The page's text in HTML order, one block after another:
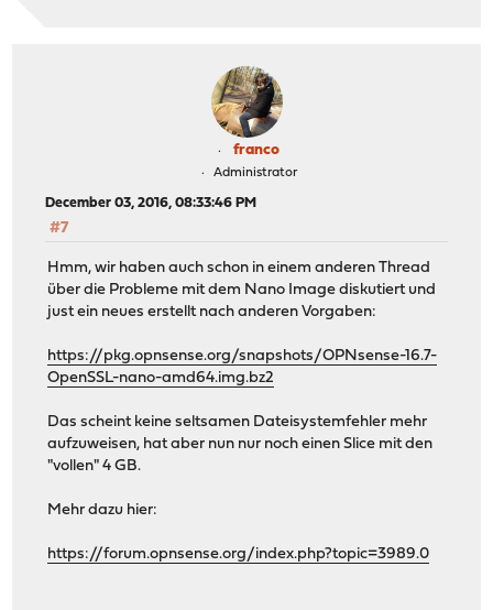
franco
Administrator
December 03, 2016, 08:33:46 PM
#7
Hmm, wir haben auch schon in einem anderen Thread
über die Probleme mit dem Nano Image diskutiert und
just ein neues erstellt nach anderen Vorgaben:
https://pkg.opnsense.org/snapshots/OPNsense-16.7-
OpenSSL-nano-amd64.img.bz2
Das scheint keine seltsamen Dateisystemfehler mehr
aufzuweisen, hat aber nun nur noch einen Slice mit den
"vollen" 4 GB.
Mehr dazu hier:
https://forum.opnsense.org/index.php?topic=3989.0